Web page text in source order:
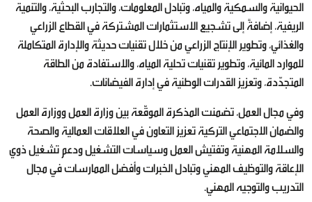
الحيوانية والسمكية والمياه، وتبادل المعلومات، والتجارب البحثية، والتنمية
الريفية، إضافةً إلى تشجيع الاستثمارات المشتركة في القطاع الزراعي
والغذائي، وتطوير الإنتاج الزراعي من خلال تقنيات حديثة والإدارة المتكاملة
للموارد المائية، وتطوير تقنيات تحلية المياه، والاستفادة من الطاقة
المتجدّدة، وتعزيز القدرات الوطنية في إدارة الفيضانات.
وفي مجال العمل، تضمنت المذكرة الموقّعة بين وزارة العمل ووزارة العمل
والضمان الاجتماعي التركية تعزيز التعاون في العلاقات العمالية والصحة
والسلامة المهنية وتفتيش العمل وسياسات التشغيل ودعم تشغيل ذوي
الإعاقة والتوظيف المهني وتبادل الخبرات وأفضل الممارسات في مجال
التدريب والتوجيه المهني.